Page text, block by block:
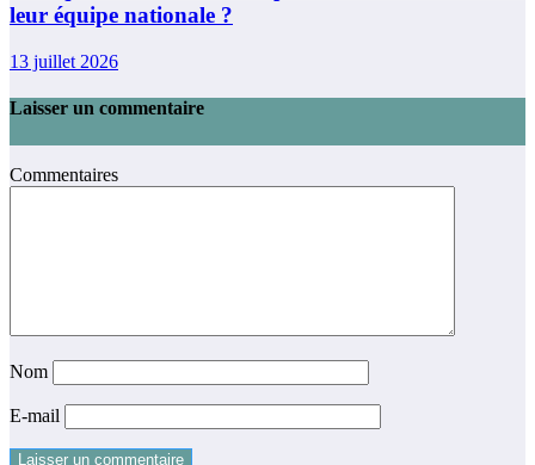
leur équipe nationale ?
13 juillet 2026
Laisser un commentaire
Commentaires
Nom
E-mail